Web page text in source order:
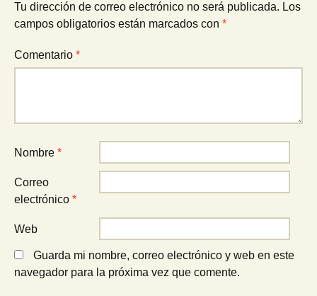
Tu dirección de correo electrónico no será publicada. Los
campos obligatorios están marcados con *
Comentario *
Nombre *
Correo
electrónico *
Web
Guarda mi nombre, correo electrónico y web en este
navegador para la próxima vez que comente.